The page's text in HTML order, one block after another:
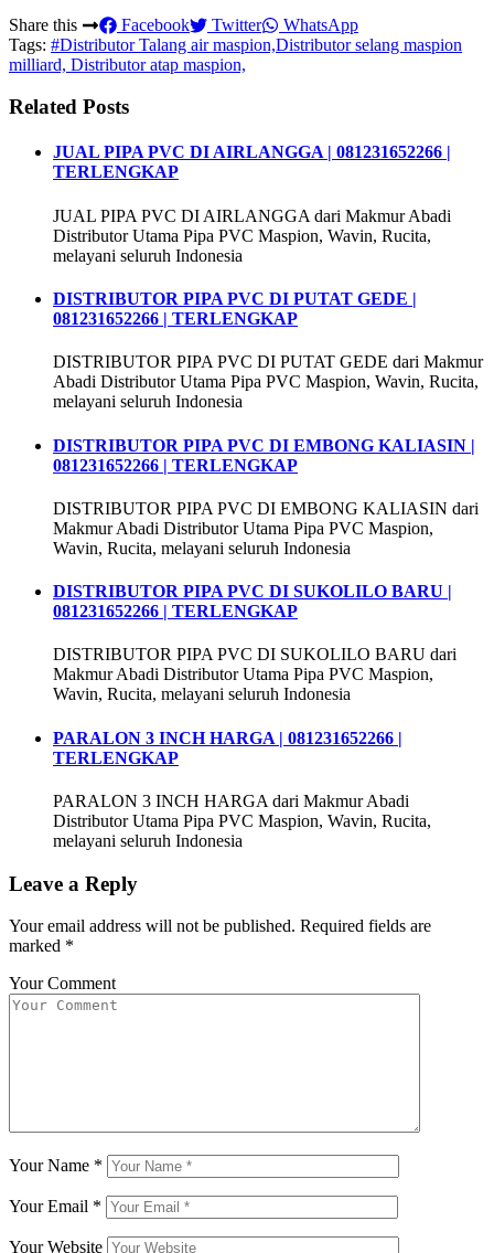
Share this Facebook Twitter
WhatsApp
Tags: #Distributor Talang air maspion,Distributor selang maspion
milliard, Distributor atap maspion,
Related Posts
JUAL PIPA PVC DI AIRLANGGA | 081231652266 |
TERLENGKAP
JUAL PIPA PVC DI AIRLANGGA dari Makmur Abadi
Distributor Utama Pipa PVC Maspion, Wavin, Rucita,
melayani seluruh Indonesia
DISTRIBUTOR PIPA PVC DI PUTAT GEDE |
081231652266 | TERLENGKAP
DISTRIBUTOR PIPA PVC DI PUTAT GEDE dari Makmur
Abadi Distributor Utama Pipa PVC Maspion, Wavin, Rucita,
melayani seluruh Indonesia
DISTRIBUTOR PIPA PVC DI EMBONG KALIASIN |
081231652266 | TERLENGKAP
DISTRIBUTOR PIPA PVC DI EMBONG KALIASIN dari
Makmur Abadi Distributor Utama Pipa PVC Maspion,
Wavin, Rucita, melayani seluruh Indonesia
DISTRIBUTOR PIPA PVC DI SUKOLILO BARU |
081231652266 | TERLENGKAP
DISTRIBUTOR PIPA PVC DI SUKOLILO BARU dari
Makmur Abadi Distributor Utama Pipa PVC Maspion,
Wavin, Rucita, melayani seluruh Indonesia
PARALON 3 INCH HARGA | 081231652266 |
TERLENGKAP
PARALON 3 INCH HARGA dari Makmur Abadi
Distributor Utama Pipa PVC Maspion, Wavin, Rucita,
melayani seluruh Indonesia
Leave a Reply
Your email address will not be published. Required fields are
marked *
Your Comment
Your Name *
Your Email *
Your Website